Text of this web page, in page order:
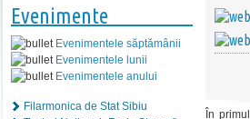
Evenimente
Evenimentele săptămânii
Evenimentele lunii
Evenimentele anului
Filarmonica de Stat Sibiu
În